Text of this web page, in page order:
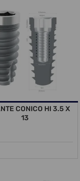
CONICO HI 3.5 X
13